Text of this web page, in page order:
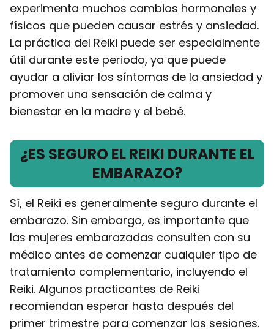
experimenta muchos cambios hormonales y
físicos que pueden causar estrés y ansiedad.
La práctica del Reiki puede ser especialmente
útil durante este periodo, ya que puede
ayudar a aliviar los síntomas de la ansiedad y
promover una sensación de calma y
bienestar en la madre y el bebé.
¿ES SEGURO EL REIKI DURANTE EL
EMBARAZO?
Sí, el Reiki es generalmente seguro durante el
embarazo. Sin embargo, es importante que
las mujeres embarazadas consulten con su
médico antes de comenzar cualquier tipo de
tratamiento complementario, incluyendo el
Reiki. Algunos practicantes de Reiki
recomiendan esperar hasta después del
primer trimestre para comenzar las sesiones.